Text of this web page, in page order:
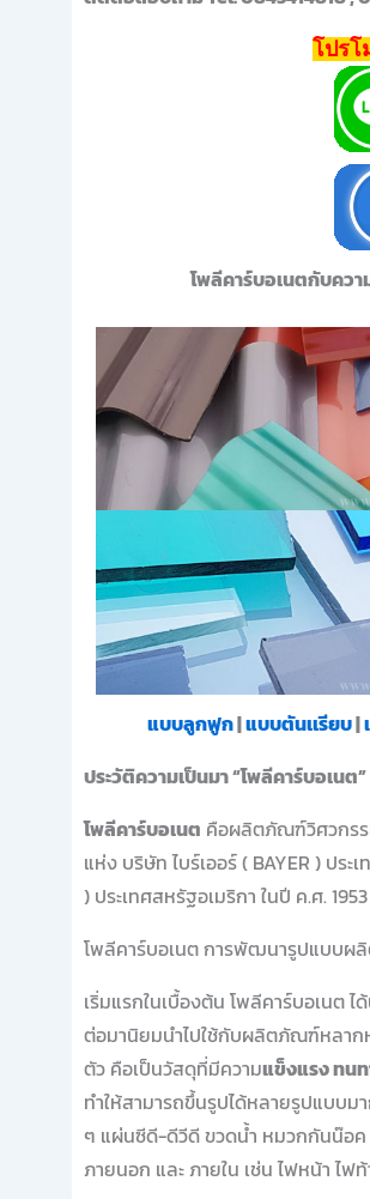
โปรโ
โพลีคาร์บอเนตกับคว
แบบลูกฟูก|แบบตันเเรียบ|
ประวัติความเป็นมา “โพลีคาร์บอเน
โพลีคาร์บอเนต คือผลิตภัณฑ์วิศวกรร
แห่ง บริษัท ไบร์เออร์ ( BAYER ) ประ
) ประเทศสหรัฐอเมริกา ในปี ค.ศ. 1953
โพลีคาร์บอเนต การพัฒนารูปแบบ
เริ่มแรกในเบื้องต้น โพลีคาร์บอเนต ไ
ต่อมานิยมนำไปใช้กับผลิตภัณฑ์หลาก
ตัว คือเป็นวัสดุที่มีความแข็งแรง ทน
ทำให้สามารถขึ้นรูปได้หลายรูปแบบ
ๆ แผ่นซีดี-ดีวีดี ขวดน้ำ หมวกกันน๊อค
ภายนอก และ ภายใน เช่น ไฟหน้า ไ